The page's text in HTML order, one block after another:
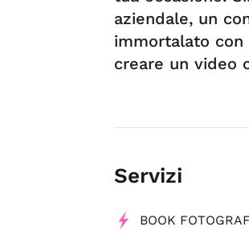
aziendale, un
immortalato
creare un video
Servizi
BOOK